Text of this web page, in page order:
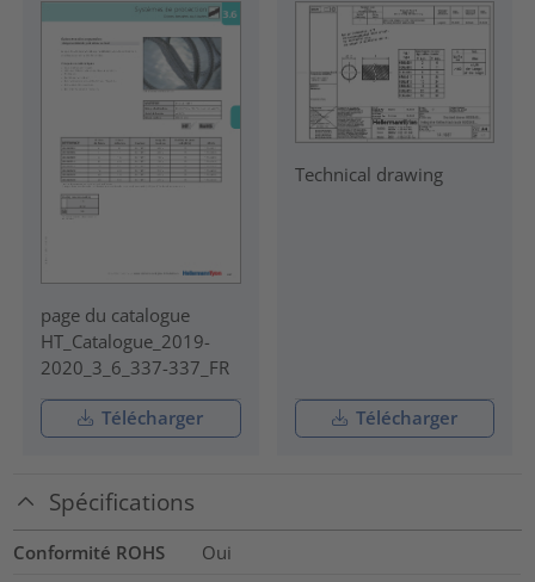
page du catalogue
HT_Catalogue_2019-
2020_3_6_337-337_FR
Télécharger
Technical drawing
Télécharger
Spécifications
Conformité ROHS
Oui